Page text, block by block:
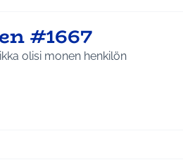
#1667
olisi monen henkilön